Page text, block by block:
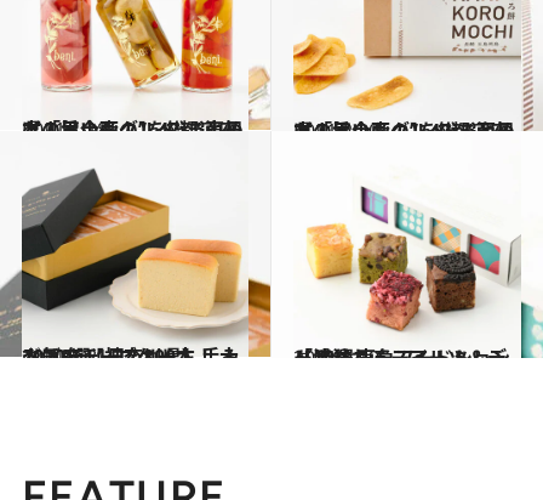
2021.1.18
【人気企画！】47都道府県「手土産グルメ」“東日本の旨いもの”を総まとめ
グルメ 2021.2.20
【人気企画！】47都道府県「手土産グルメ」“西日本の旨いもの”を総まとめ
グルメ
2021.1.8
2020年【神奈川県】手みやげ3選 1日2,800本！ 大人気のチーズケーキ
グルメ 2021.9.19
「渋谷 東急フードショー」リニューアル トレンド感溢れるスイーツ＆デリ10選
グルメ